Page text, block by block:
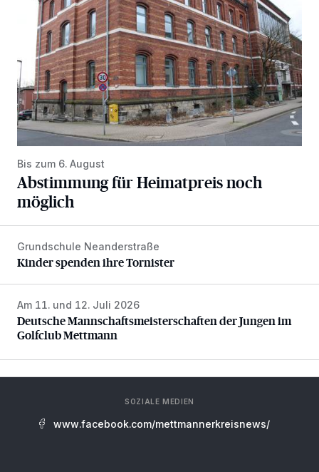
Bis zum 6. August
Abstimmung für Heimatpreis noch
möglich
Kinder spenden ihre Tornister
Grundschule Neanderstraße
Kinder spenden ihre Tornister
Deutsche Mannschaftsmeisterschaften der Jungen im
Am 11. und 12. Juli 2026
Deutsche Mannschaftsmeisterschaften der Jungen im
Golfclub Mettmann
SOZIALE MEDIEN
www.facebook.com/mettmannerkreisnews/